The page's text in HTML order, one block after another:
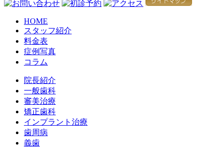
HOME
スタッフ紹介
料金表
症例写真
コラム
院長紹介
一般歯科
審美治療
矯正歯科
インプラント治療
歯周病
義歯